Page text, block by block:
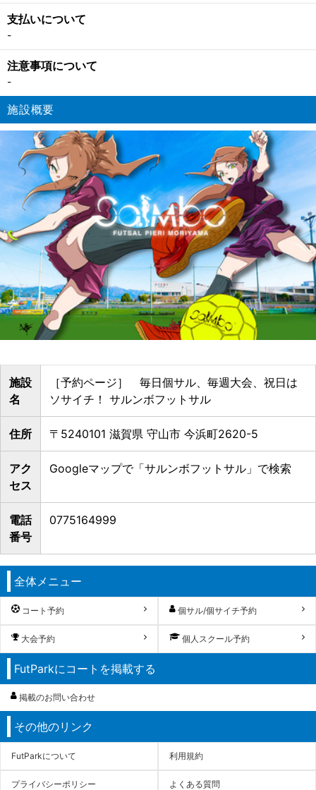
支払いについて
-
注意事項について
-
施設概要
施設
名
［予約ページ］ 毎日個サル、毎週大会、祝日は
ソサイチ！ サルンボフットサル
住所 〒5240101 滋賀県 守山市 今浜町2620-5
アク
セス
Googleマップで「サルンボフットサル」で検索
電話
番号
0775164999
全体メニュー
コート予約 個サル/個サイチ予約
大会予約 個人スクール予約
FutParkにコートを掲載する
掲載のお問い合わせ
その他のリンク
FutParkについて 利用規約
プライバシーポリシー よくある質問